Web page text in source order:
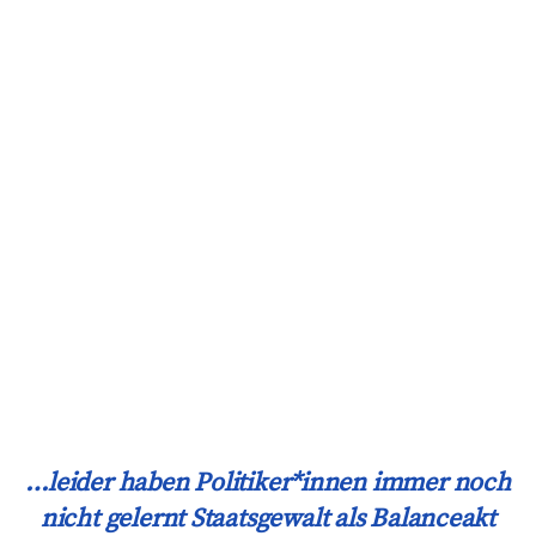
…leider haben Politiker*innen immer noch
nicht gelernt Staatsgewalt als Balanceakt